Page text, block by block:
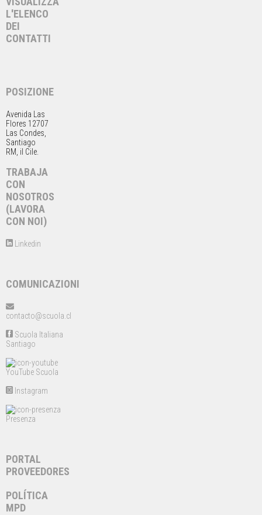
L'ELENCO
DEI
CONTATTI
POSIZIONE
Avenida Las
Flores 12707
Las Condes,
Santiago
RM, il Cile.
TRABAJA
CON
NOSOTROS
(LAVORA
CON NOI)
Linkedin
COMUNICAZIONI
contacto@scuola.cl
Scuola Italiana
Santiago
YouTube Scuola
Instagram
Presenza
PORTAL
PROVEEDORES
POLÍTICA
MPD